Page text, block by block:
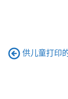
供儿童打印